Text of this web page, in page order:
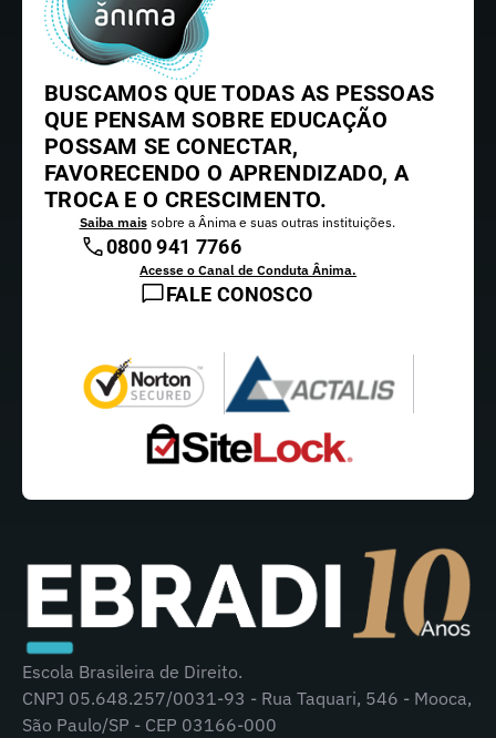
BUSCAMOS QUE TODAS AS PESSOAS
QUE PENSAM SOBRE EDUCAÇÃO
POSSAM SE CONECTAR,
FAVORECENDO O APRENDIZADO, A
TROCA E O CRESCIMENTO.
Saiba maissobre a Ânima e suas outras instituições.
0800 941 7766
Acesse o Canal de Conduta Ânima.
FALE CONOSCO
Escola Brasileira de Direito.
CNPJ 05.648.257/0031-93 - Rua Taquari, 546 - Mooca,
São Paulo/SP - CEP 03166-000